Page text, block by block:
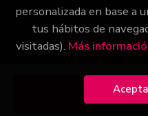
2026 ©Librería Páginas.
|
personalizada en base a
tus hábitos de
visitadas). Más